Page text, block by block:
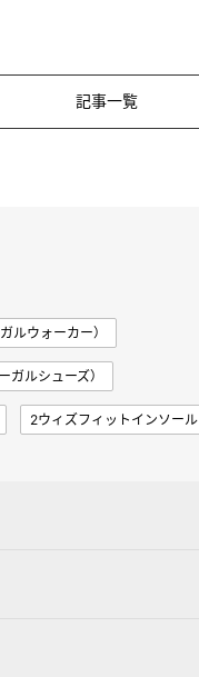
記事一覧
ルウォーカー）
ガルシューズ）
2ウィズフィットインソール